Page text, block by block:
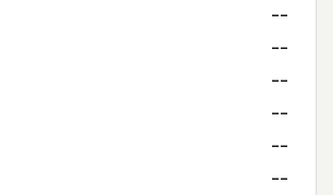
--
--
--
--
--
--